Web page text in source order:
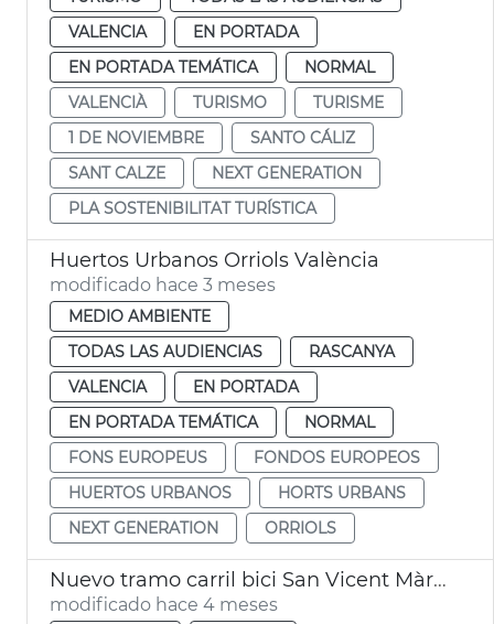
VALENCIA
EN PORTADA
EN PORTADA TEMÁTICA
NORMAL
VALENCIÀ
TURISMO
TURISME
1 DE NOVIEMBRE
SANTO CÁLIZ
SANT CALZE
NEXT GENERATION
PLA SOSTENIBILITAT TURÍSTICA
Huertos Urbanos Orriols València
modificado hace 3 meses
MEDIO AMBIENTE
TODAS LAS AUDIENCIAS
RASCANYA
VALENCIA
EN PORTADA
EN PORTADA TEMÁTICA
NORMAL
FONS EUROPEUS
FONDOS EUROPEOS
HUERTOS URBANOS
HORTS URBANS
NEXT GENERATION
ORRIOLS
Nuevo tramo carril bici San Vicent Màrtir València
modificado hace 4 meses